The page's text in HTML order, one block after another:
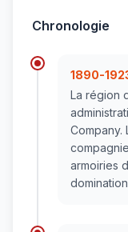
Chronologie
1890-
La région
Company.
armoiries